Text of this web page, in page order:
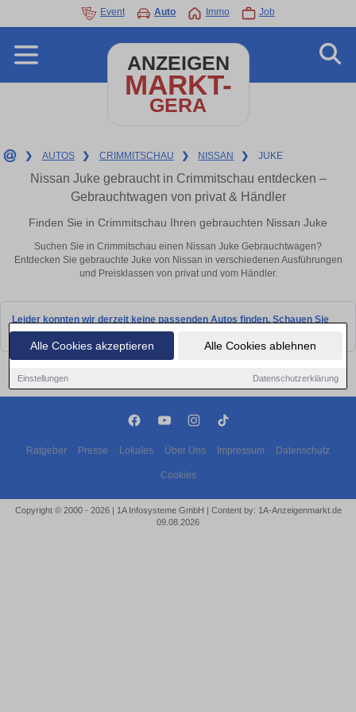
Alle Cookies akzeptieren Alle Cookies ablehnen
Einstellungen Datenschutzerklärung
Event Auto Immo Job
ANZEIGEN
MARKT-
GERA
❯ AUTOS ❯ CRIMMITSCHAU ❯ NISSAN ❯ JUKE
Nissan Juke gebraucht in Crimmitschau entdecken –
Gebrauchtwagen von privat & Händler
Finden Sie in Crimmitschau Ihren gebrauchten Nissan Juke
Suchen Sie in Crimmitschau einen Nissan Juke Gebrauchtwagen?
Entdecken Sie gebrauchte Juke von Nissan in verschiedenen Ausführungen
und Preisklassen von privat und vom Händler.
Leider konnten wir derzeit keine passenden Autos finden. Schauen Sie
bald wieder vorbei!
Ratgeber Presse Lokales Über Uns Impressum Datenschutz
Cookies
Copyright © 2000 - 2026 | 1A Infosysteme GmbH | Content by: 1A-Anzeigenmarkt.de
09.08.2026